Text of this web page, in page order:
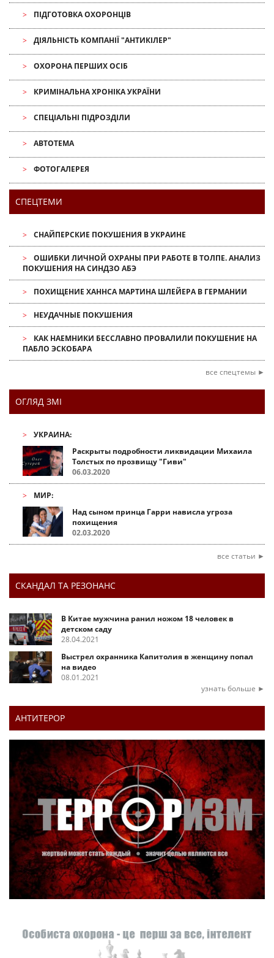
ПІДГОТОВКА ОХОРОНЦІВ
ДІЯЛЬНІСТЬ КОМПАНІЇ "АНТИКІЛЕР"
ОХОРОНА ПЕРШИХ ОСІБ
КРИМІНАЛЬНА ХРОНІКА УКРАЇНИ
СПЕЦІАЛЬНІ ПІДРОЗДІЛИ
АВТОТЕМА
ФОТОГАЛЕРЕЯ
СПЕЦТЕМИ
СНАЙПЕРСКИЕ ПОКУШЕНИЯ В УКРАИНЕ
ОШИБКИ ЛИЧНОЙ ОХРАНЫ ПРИ РАБОТЕ В ТОЛПЕ. АНАЛИЗ
ПОКУШЕНИЯ НА СИНДЗО АБЭ
ПОХИЩЕНИЕ ХАННСА МАРТИНА ШЛЕЙЕРА В ГЕРМАНИИ
НЕУДАЧНЫЕ ПОКУШЕНИЯ
КАК НАЕМНИКИ БЕССЛАВНО ПРОВАЛИЛИ ПОКУШЕНИЕ НА
ПАБЛО ЭСКОБАРА
все спецтемы ►
ОГЛЯД ЗМІ
УКРАИНА:
Раскрыты подробности ликвидации Михаила
Толстых по прозвищу "Гиви"
06.03.2020
МИР:
Над сыном принца Гарри нависла угроза
похищения
02.03.2020
все статьи ►
СКАНДАЛ ТА РЕЗОНАНС
В Китае мужчина ранил ножом 18 человек в
детском саду
28.04.2021
Выстрел охранника Капитолия в женщину попал
на видео
08.01.2021
узнать больше ►
АНТИТЕРОР